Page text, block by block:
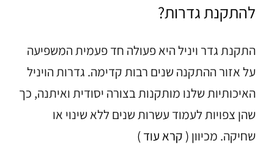
להתקנת גדרות?
התקנת גדר ויניל היא פעולה חד פעמית המשפיעה
על אזור ההתקנה שנים רבות קדימה. גדרות הויניל
האיכותיות שלנו מותקנות בצורה יסודית ואיתנה, כך
שהן צפויות לעמוד עשרות שנים ללא שינוי או
שחיקה. מכיוון ( קרא עוד )